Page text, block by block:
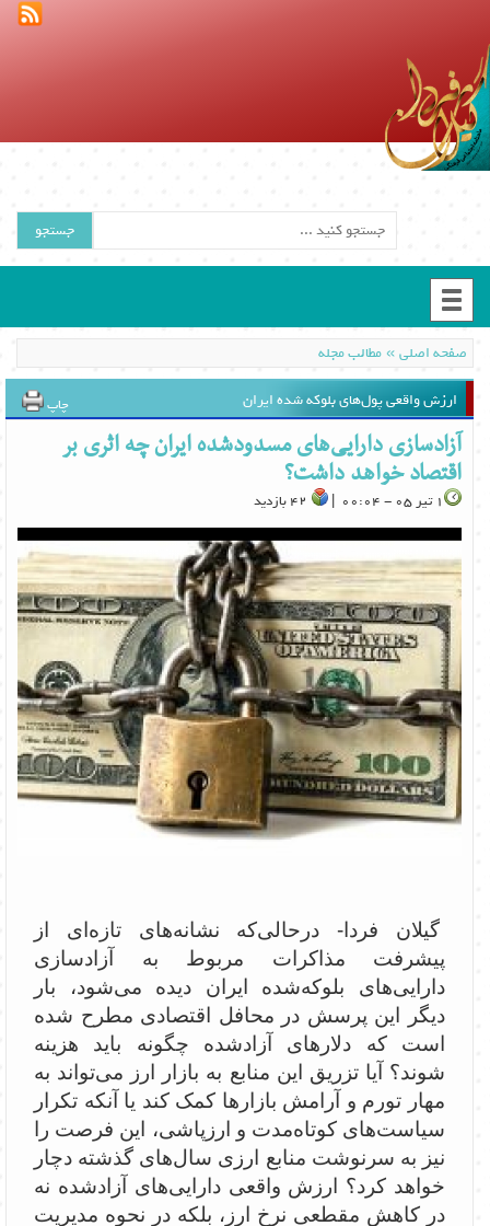
جستجو
صفحه اصلی»مطالب مجله
ارزش واقعی پول‌های بلوکه شده ایران چاپ
آزادسازی دارایی‌های مسدودشده ایران چه اثری بر
اقتصاد خواهد داشت؟
1 تیر 05 - 00:04 |
گیلان فردا- درحالی‌که نشانه‌های تازه‌ای از
پیشرفت مذاکرات مربوط به آزادسازی
دارایی‌های بلوکه‌شده ایران دیده می‌شود، بار
دیگر این پرسش در محافل اقتصادی مطرح شده
است که دلارهای آزادشده چگونه باید هزینه
شوند؟ آیا تزریق این منابع به بازار ارز می‌تواند به
مهار تورم و آرامش بازارها کمک کند یا آنکه تکرار
سیاست‌های کوتاه‌مدت و ارزپاشی، این فرصت را
نیز به سرنوشت منابع ارزی سال‌های گذشته دچار
خواهد کرد؟ ارزش واقعی دارایی‌های آزادشده نه
در کاهش مقطعی نرخ ارز، بلکه در نحوه مدیریت